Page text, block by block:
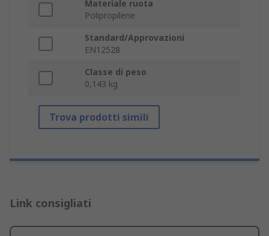
Materiale ruota
Polipropilene
Standard/Approvazioni
EN12528
Classe di peso
0,143 kg
Trova prodotti simili
Link consigliati